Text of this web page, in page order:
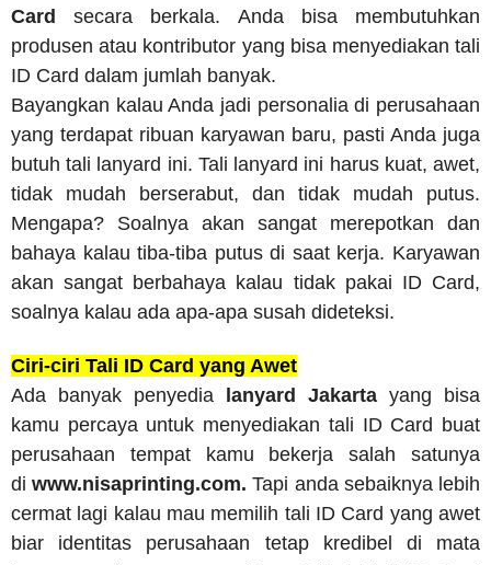
Cardsecara berkala. Anda bisa membutuhkan
produsen atau kontributor yang bisa menyediakan tali
ID Card dalam jumlah banyak.
Bayangkan kalau Anda jadi personalia di perusahaan
yang terdapat ribuan karyawan baru, pasti Anda juga
butuh tali lanyard ini. Tali lanyard ini harus kuat, awet,
tidak mudah berserabut, dan tidak mudah putus.
Mengapa? Soalnya akan sangat merepotkan dan
bahaya kalau tiba-tiba putus di saat kerja. Karyawan
akan sangat berbahaya kalau tidak pakai ID Card,
soalnya kalau ada apa-apa susah dideteksi.
Ciri-ciri Tali ID Card yang Awet
Ada banyak penyedia
lanyard Jakarta yang bisa
kamu percaya untuk menyediakan tali ID Card buat
perusahaan tempat kamu bekerja salah satunya
di www.nisaprinting.com. Tapi anda sebaiknya lebih
cermat lagi kalau mau memilih tali ID Card yang awet
biar identitas perusahaan tetap kredibel di mata